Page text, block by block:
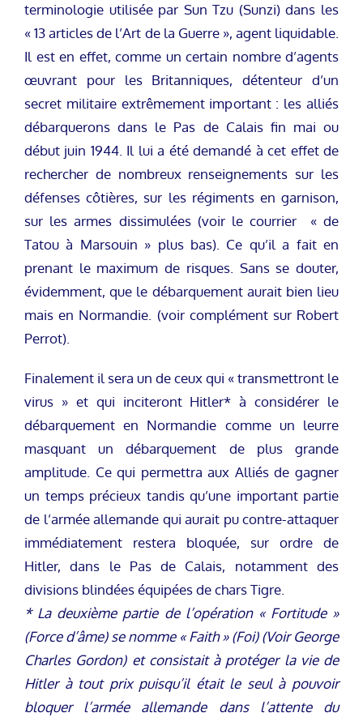
terminologie utilisée par Sun Tzu (Sunzi) dans les
« 13 articles de l’Art de la Guerre », agent liquidable.
Il est en effet, comme un certain nombre d’agents
œuvrant pour les Britanniques, détenteur d’un
secret militaire extrêmement important : les alliés
débarquerons dans le Pas de Calais fin mai ou
début juin 1944. Il lui a été demandé à cet effet de
rechercher de nombreux renseignements sur les
défenses côtières, sur les régiments en garnison,
sur les armes dissimulées (voir le courrier « de
Tatou à Marsouin » plus bas). Ce qu’il a fait en
prenant le maximum de risques. Sans se douter,
évidemment, que le débarquement aurait bien lieu
mais en Normandie. (voir complément sur Robert
Perrot).
Finalement il sera un de ceux qui « transmettront le
virus » et qui inciteront Hitler* à considérer le
débarquement en Normandie comme un leurre
masquant un débarquement de plus grande
amplitude. Ce qui permettra aux Alliés de gagner
un temps précieux tandis qu’une important partie
de l’armée allemande qui aurait pu contre-attaquer
immédiatement restera bloquée, sur ordre de
Hitler, dans le Pas de Calais, notamment des
divisions blindées équipées de chars Tigre.
* La deuxième partie de l’opération « Fortitude »
(Force d’âme) se nomme « Faith » (Foi) (Voir George
Charles Gordon) et consistait à protéger la vie de
Hitler à tout prix puisqu’il était le seul à pouvoir
bloquer l’armée allemande dans l’attente du